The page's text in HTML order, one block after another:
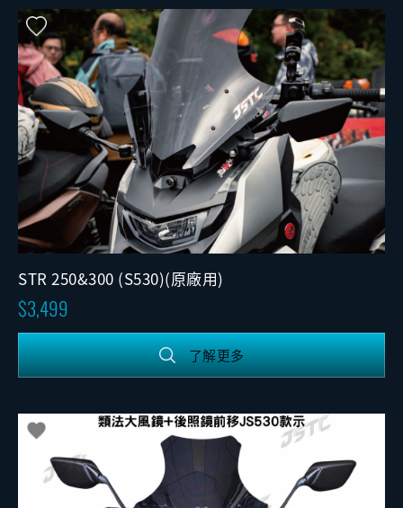
STR 250&300 (S530)(原廠用)
3,499
了解更多